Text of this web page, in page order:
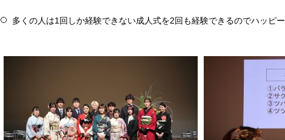
多くの人は1回しか経験できない成人式を2回も経験できるのでハッピ